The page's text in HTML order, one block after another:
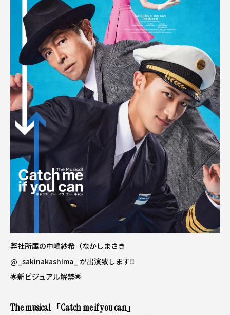
弊社所属の中嶋紗希（なかしまさき
@_sakinakashima_ が出演致します‼️
🌟新ビジュアル解禁🌟
The musical「Catch me if you can」